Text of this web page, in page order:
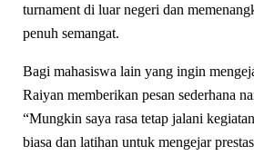
turnament di luar negeri dan
penuh semangat.
Bagi mahasiswa lain yang ingin
Raiyan memberikan pesan sederhana
“Mungkin saya rasa tetap jalani
biasa dan latihan untuk mengejar